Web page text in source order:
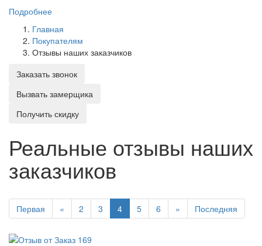
Подробнее
Главная
Покупателям
Отзывы наших заказчиков
Заказать звонок
Вызвать замерщика
Получить скидку
Реальные отзывы наших
заказчиков
Первая « 2 3 4 5 6 » Последняя